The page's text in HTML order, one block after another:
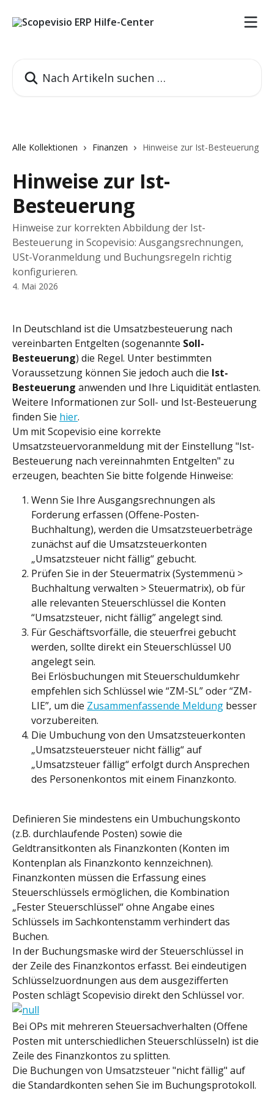
Alle Kollektionen Finanzen Hinweise zur Ist-Besteuerung
Hinweise zur Ist-
Besteuerung
Hinweise zur korrekten Abbildung der Ist-
Besteuerung in Scopevisio: Ausgangsrechnungen,
USt-Voranmeldung und Buchungsregeln richtig
konfigurieren.
4. Mai 2026
In Deutschland ist die Umsatzbesteuerung nach
vereinbarten Entgelten (sogenannte Soll-
Besteuerung) die Regel. Unter bestimmten
Voraussetzung können Sie jedoch auch die Ist-
Besteuerung anwenden und Ihre Liquidität entlasten.
Weitere Informationen zur Soll- und Ist-Besteuerung
finden Sie hier.
Um mit Scopevisio eine korrekte
Umsatzsteuervoranmeldung mit der Einstellung "Ist-
Besteuerung nach vereinnahmten Entgelten" zu
erzeugen, beachten Sie bitte folgende Hinweise:
Wenn Sie Ihre Ausgangsrechnungen als
Forderung erfassen (Offene-Posten-
Buchhaltung), werden die Umsatzsteuerbeträge
zunächst auf die Umsatzsteuerkonten
„Umsatzsteuer nicht fällig“ gebucht.
Prüfen Sie in der Steuermatrix (Systemmenü >
Buchhaltung verwalten > Steuermatrix), ob für
alle relevanten Steuerschlüssel die Konten
“Umsatzsteuer, nicht fällig” angelegt sind.
Für Geschäftsvorfälle, die steuerfrei gebucht
werden, sollte direkt ein Steuerschlüssel U0
angelegt sein.
Bei Erlösbuchungen mit Steuerschuldumkehr
empfehlen sich Schlüssel wie “ZM-SL” oder “ZM-
LIE”, um die Zusammenfassende Meldung besser
vorzubereiten.
Die Umbuchung von den Umsatzsteuerkonten
„Umsatzsteuersteuer nicht fällig“ auf
„Umsatzsteuer fällig“ erfolgt durch Ansprechen
des Personenkontos mit einem Finanzkonto.
Definieren Sie mindestens ein Umbuchungskonto
(z.B. durchlaufende Posten) sowie die
Geldtransitkonten als Finanzkonten (Konten im
Kontenplan als Finanzkonto kennzeichnen).
Finanzkonten müssen die Erfassung eines
Steuerschlüssels ermöglichen, die Kombination
„Fester Steuerschlüssel“ ohne Angabe eines
Schlüssels im Sachkontenstamm verhindert das
Buchen.
In der Buchungsmaske wird der Steuerschlüssel in
der Zeile des Finanzkontos erfasst. Bei eindeutigen
Schlüsselzuordnungen aus dem ausgezifferten
Posten schlägt Scopevisio direkt den Schlüssel vor.
Bei OPs mit mehreren Steuersachverhalten (Offene
Posten mit unterschiedlichen Steuerschlüsseln) ist die
Zeile des Finanzkontos zu splitten.
Die Buchungen von Umsatzsteuer "nicht fällig" auf
die Standardkonten sehen Sie im Buchungsprotokoll.